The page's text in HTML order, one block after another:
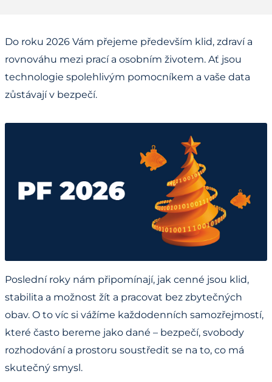
Do roku 2026 Vám přejeme především klid, zdraví a
rovnováhu mezi prací a osobním životem. Ať jsou
technologie spolehlivým pomocníkem a vaše data
zůstávají v bezpečí.
Poslední roky nám připomínají, jak cenné jsou klid,
stabilita a možnost žít a pracovat bez zbytečných
obav. O to víc si vážíme každodenních samozřejmostí,
které často bereme jako dané – bezpečí, svobody
rozhodování a prostoru soustředit se na to, co má
skutečný smysl.